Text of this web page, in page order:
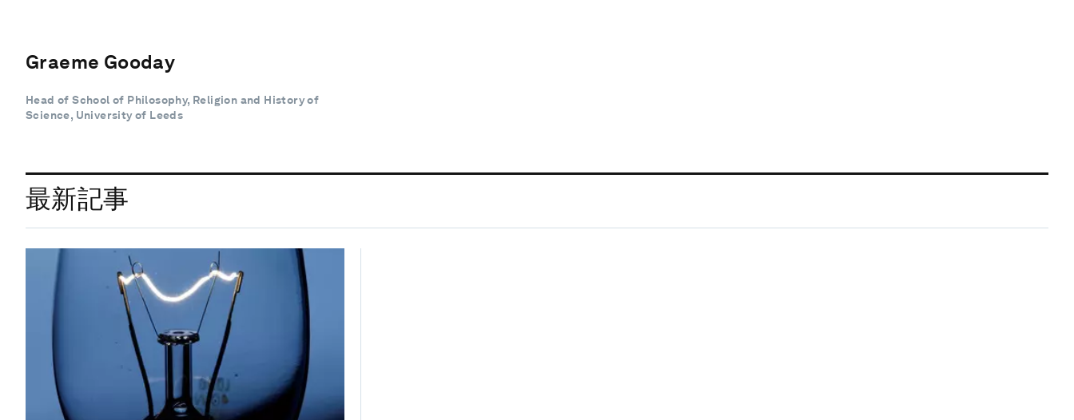
Graeme Gooday
Head of School of Philosophy, Religion and History of
Science, University of Leeds
最新記事